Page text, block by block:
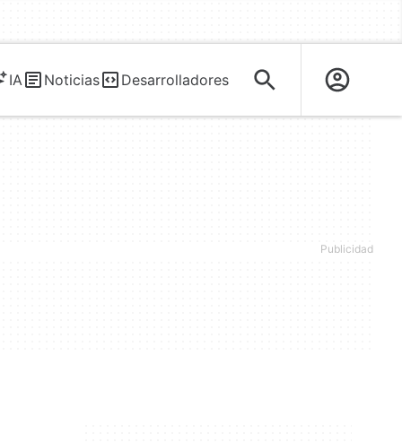
IA Noticias Desarrolladores